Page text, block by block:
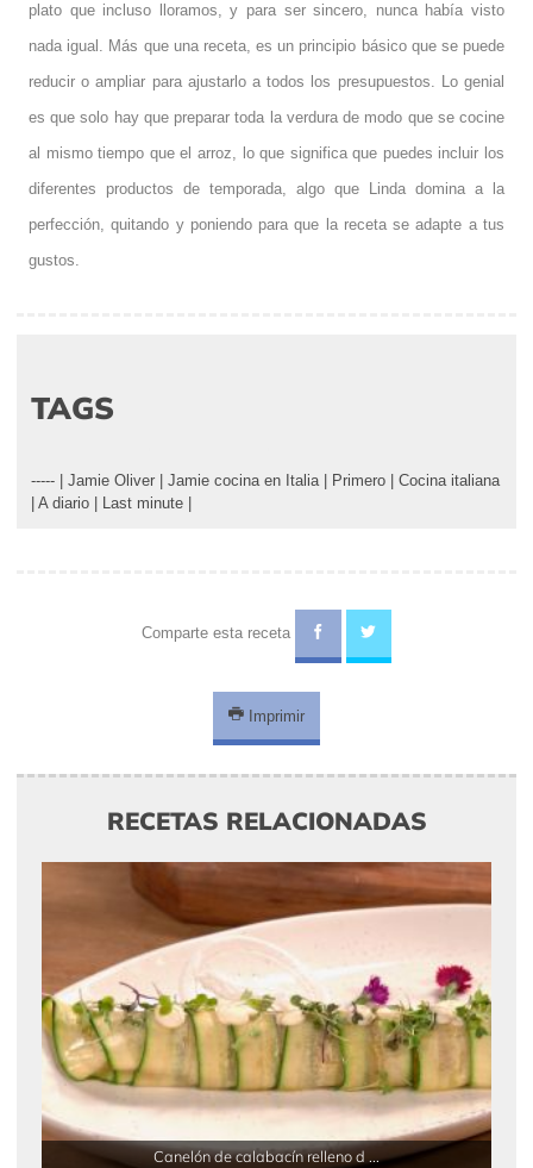
plato que incluso lloramos, y para ser sincero, nunca había visto
nada igual. Más que una receta, es un principio básico que se puede
reducir o ampliar para ajustarlo a todos los presupuestos. Lo genial
es que solo hay que preparar toda la verdura de modo que se cocine
al mismo tiempo que el arroz, lo que significa que puedes incluir los
diferentes productos de temporada, algo que Linda domina a la
perfección, quitando y poniendo para que la receta se adapte a tus
gustos.
TAGS
----- Jamie Oliver Jamie cocina en Italia| Primero
Cocina italiana
A diario Last minute
Comparte esta receta
Imprimir
RECETAS RELACIONADAS
Canelón de calabacín relleno d ...